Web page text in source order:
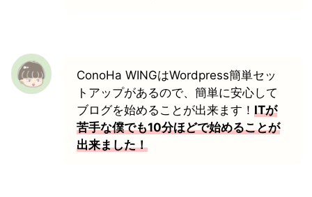
ConoHa WINGはWordpress簡単セッ
トアップがあるので、簡単に安心して
ブログを始めることが出来ます！ ITが
苦手な僕でも10分ほどで始めることが
出来ました！